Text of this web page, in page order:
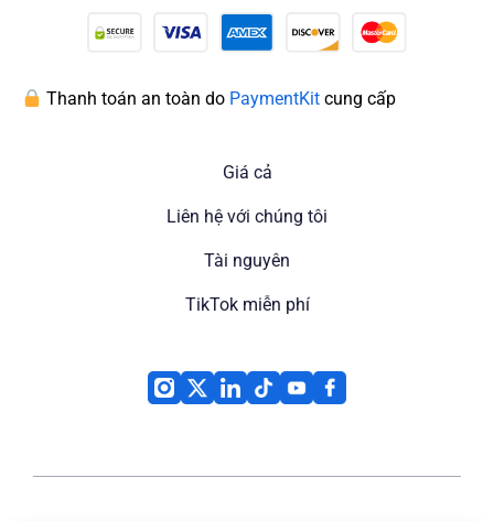
Thanh toán an toàn do PaymentKit cung cấp
Giá cả
Liên hệ với chúng tôi
Tài nguyên
TikTok miễn phí